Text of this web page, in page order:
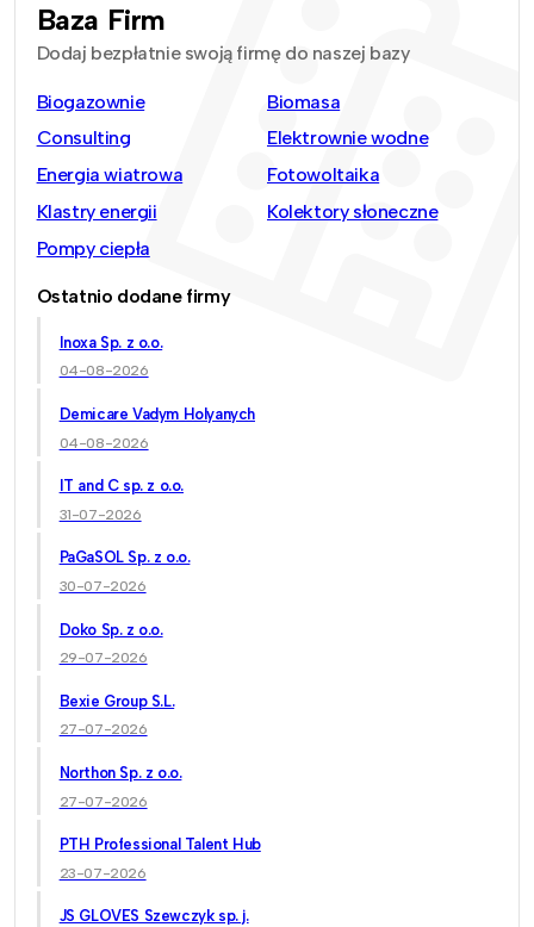
Baza Firm
Dodaj bezpłatnie swoją firmę do naszej bazy
Biogazownie
Biomasa
Consulting
Elektrownie wodne
Energia wiatrowa
Fotowoltaika
Klastry energii
Kolektory słoneczne
Pompy ciepła
Ostatnio dodane firmy
Inoxa Sp. z o.o.
04-08-2026
Demicare Vadym Holyanych
04-08-2026
IT and C sp. z o.o.
31-07-2026
PaGaSOL Sp. z o.o.
30-07-2026
Doko Sp. z o.o.
29-07-2026
Bexie Group S.L.
27-07-2026
Northon Sp. z o.o.
27-07-2026
PTH Professional Talent Hub
23-07-2026
JS GLOVES Szewczyk sp. j.